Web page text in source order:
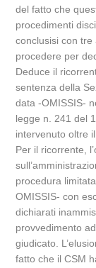
del fatto che
procedimenti
conclusisi con
procedere per
Deduce il
sentenza della
data -OMISSIS-
legge n. 241 del
intervenuto oltre
Per il ricorrente,
procedura
OMISSIS- con
dichiarati
provvedimento
giudicato.
fatto che il CSM